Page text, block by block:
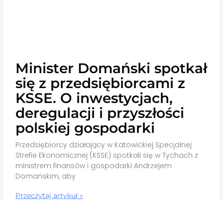
Minister Domański spotkał
się z przedsiębiorcami z
KSSE. O inwestycjach,
deregulacji i przyszłości
polskiej gospodarki
Przedsiębiorcy działający w Katowickiej Specjalnej
Strefie Ekonomicznej (KSSE) spotkali się w Tychach z
ministrem finansów i gospodarki Andrzejem
Domańskim, aby
Przeczytaj artykuł »